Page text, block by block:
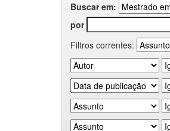
Buscar em:
por
Filtros correntes: